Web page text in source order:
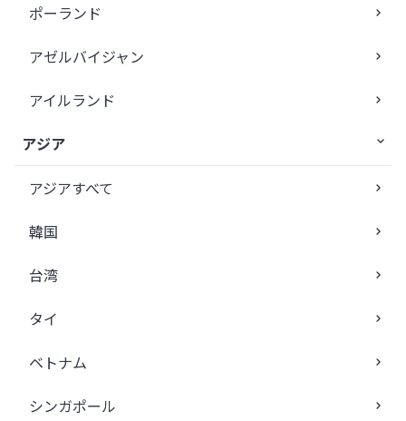
ポーランド
アゼルバイジャン
アイルランド
アジア
アジアすべて
韓国
台湾
タイ
ベトナム
シンガポール